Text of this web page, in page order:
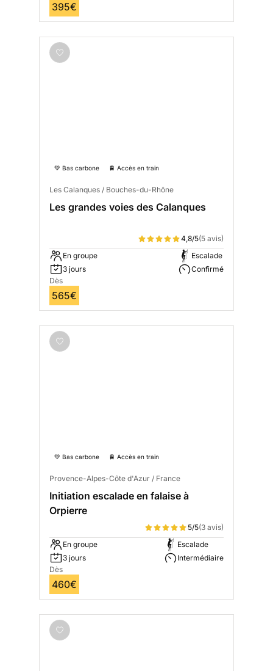
395€
💚 Bas carbone 🚆 Accès en train
Les Calanques / Bouches-du-Rhône
Les grandes voies des Calanques
4,8/5(5 avis)
En groupe
3 jours
Escalade
Confirmé
Dès
565€
💚 Bas carbone 🚆 Accès en train
Provence-Alpes-Côte d'Azur / France
Initiation escalade en falaise à
Orpierre
5/5(3 avis)
En groupe
3 jours
Escalade
Intermédiaire
Dès
460€